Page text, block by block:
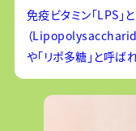
免疫ビタミン「LPS」とは LPSは「リポポリサッカ
（Lipopolysaccharide
や「リポ多糖」と呼
の微生物に多く存在